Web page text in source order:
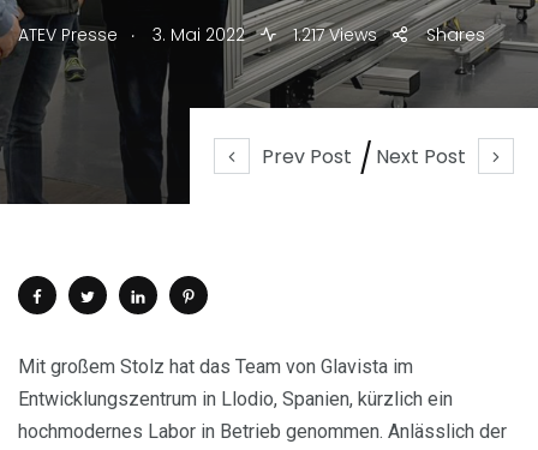
Prev Post Next Post
ATEV Presse . 3. Mai 2022 1.217 Views Shares
Mit großem Stolz hat das Team von Glavista im
Entwicklungszentrum in Llodio, Spanien, kürzlich ein
hochmodernes Labor in Betrieb genommen. Anlässlich der